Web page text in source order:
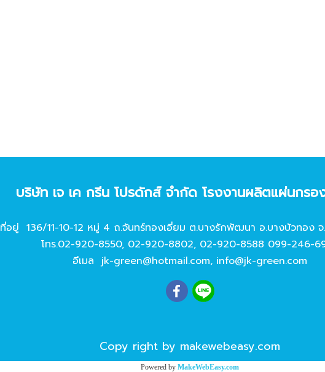
บริษัท เจ เค กรีน โปรดักส์ จํากัด โรงงานผลิตแผ่นกรอ
ที่อยู่ 136/11-10-12 หมู่ 4 ถ.จันทร์ทองเอี่ยม ต.บางรักพัฒนา อ.บางบัวทอง จ.
โทร.02-920-8550, 02-920-8802, 02-920-8588 099-246-
อีเมล jk-green@hotmail.com, info@jk-green.com
Copy right by makewebeasy.com
Powered by MakeWebEasy.com